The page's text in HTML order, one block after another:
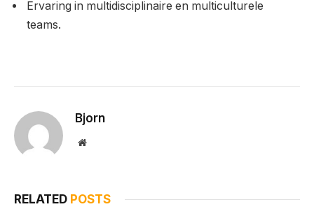
Ervaring in multidisciplinaire en multiculturele
teams.
Bjorn
Website
RELATED POSTS